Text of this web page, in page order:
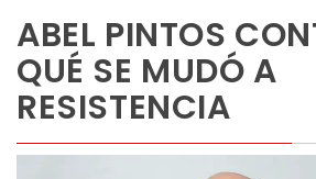
ABEL PINTOS
QUÉ SE MUDÓ A
RESISTENCIA